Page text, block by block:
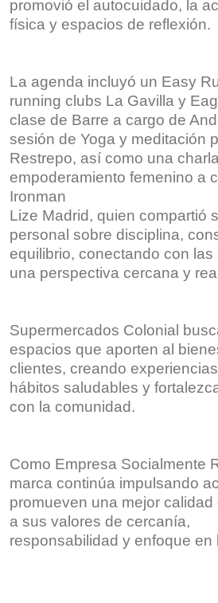
promovió el autocuidado, la
física y espacios de reflexión.
La agenda incluyó un Easy
running clubs La Gavilla y
clase de Barre a cargo de
sesión de Yoga y meditación
Restrepo, así como una
empoderamiento femenino a
Ironman
Lize Madrid, quien compartió
personal sobre disciplina,
equilibrio, conectando con
una perspectiva cercana y
Supermercados Colonial
espacios que aporten al
clientes, creando
hábitos saludables y
con la comunidad.
Como Empresa Socialmente
marca continúa impulsando
promueven una mejor
a sus valores de cercanía,
responsabilidad y enfoque en